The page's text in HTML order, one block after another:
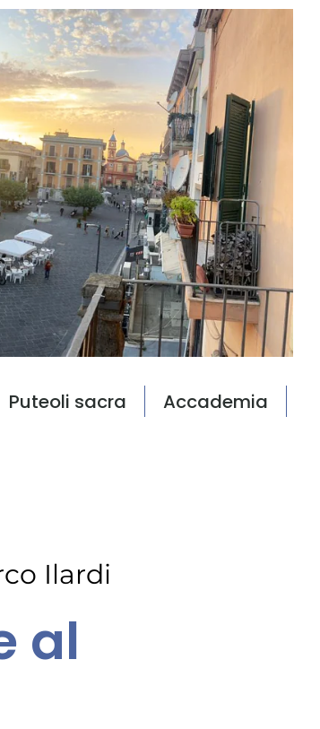
Puteoli sacra Accademia
Ilardi
al